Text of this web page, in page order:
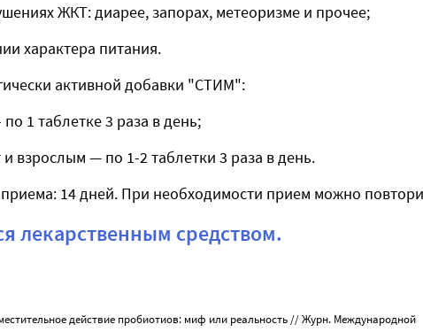
ЖКТ: диарее, запорах, метеоризме и прочее;
характера питания.
активной добавки "СТИМ":
по 1 таблетке 3 раза в день;
и взрослым — по 1-2 таблетки 3 раза в день.
14 дней. При необходимости прием можно
лекарственным средством.
действие пробиотиов: миф или реальность // Журн. Международной